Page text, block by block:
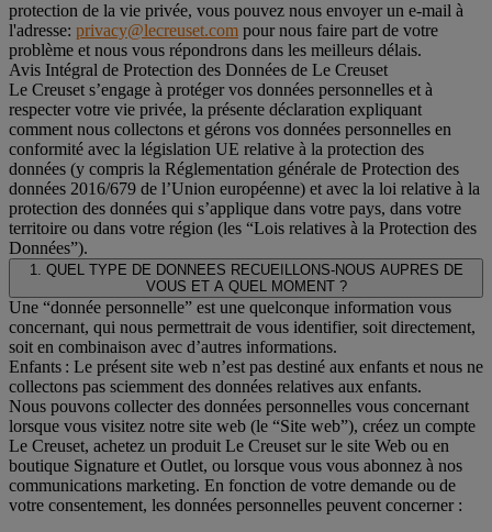
protection de la vie privée, vous pouvez nous envoyer un e-mail à
l'adresse: privacy@lecreuset.com pour nous faire part de votre
problème et nous vous répondrons dans les meilleurs délais.
Avis Intégral de Protection des Données de Le Creuset
Le Creuset s’engage à protéger vos données personnelles et à
respecter votre vie privée, la présente déclaration expliquant
comment nous collectons et gérons vos données personnelles en
conformité avec la législation UE relative à la protection des
données (y compris la Réglementation générale de Protection des
données 2016/679 de l’Union européenne) et avec la loi relative à la
protection des données qui s’applique dans votre pays, dans votre
territoire ou dans votre région (les “Lois relatives à la Protection des
Données”).
1. QUEL TYPE DE DONNEES RECUEILLONS-NOUS AUPRES DE
VOUS ET A QUEL MOMENT ?
Une “donnée personnelle” est une quelconque information vous
concernant, qui nous permettrait de vous identifier, soit directement,
soit en combinaison avec d’autres informations.
Enfants : Le présent site web n’est pas destiné aux enfants et nous ne
collectons pas sciemment des données relatives aux enfants.
Nous pouvons collecter des données personnelles vous concernant
lorsque vous visitez notre site web (le “Site web”), créez un compte
Le Creuset, achetez un produit Le Creuset sur le site Web ou en
boutique Signature et Outlet, ou lorsque vous vous abonnez à nos
communications marketing. En fonction de votre demande ou de
votre consentement, les données personnelles peuvent concerner :